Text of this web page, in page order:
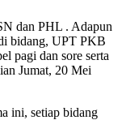
dan PHL . Adapun
bidang, UPT PKB
pagi dan sore serta
Jumat, 20 Mei
ini, setiap bidang